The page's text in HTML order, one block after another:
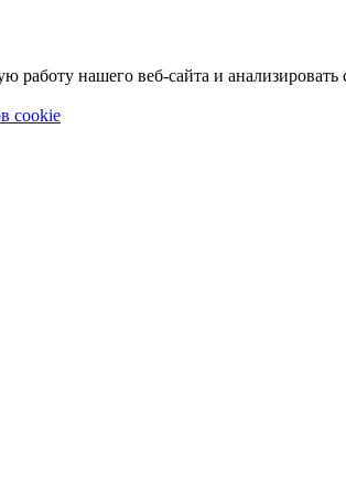
нашего веб-сайта и анализировать
cookie